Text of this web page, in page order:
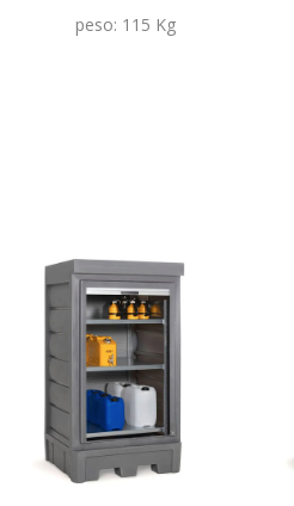
peso: 115 Kg